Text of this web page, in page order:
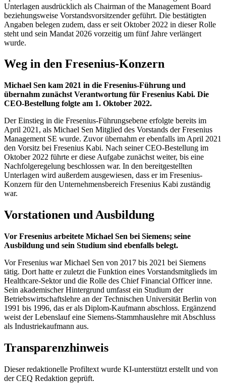
Unterlagen ausdrücklich als Chairman of the Management Board
beziehungsweise Vorstandsvorsitzender geführt. Die bestätigten
Angaben belegen zudem, dass er seit Oktober 2022 in dieser Rolle
steht und sein Mandat 2026 vorzeitig um fünf Jahre verlängert
wurde.
Weg in den Fresenius-Konzern
Michael Sen kam 2021 in die Fresenius-Führung und
übernahm zunächst Verantwortung für Fresenius Kabi. Die
CEO-Bestellung folgte am 1. Oktober 2022.
Der Einstieg in die Fresenius-Führungsebene erfolgte bereits im
April 2021, als Michael Sen Mitglied des Vorstands der Fresenius
Management SE wurde. Zuvor übernahm er ebenfalls im April 2021
den Vorsitz bei Fresenius Kabi. Nach seiner CEO-Bestellung im
Oktober 2022 führte er diese Aufgabe zunächst weiter, bis eine
Nachfolgeregelung beschlossen war. In den bereitgestellten
Unterlagen wird außerdem ausgewiesen, dass er im Fresenius-
Konzern für den Unternehmensbereich Fresenius Kabi zuständig
war.
Vorstationen und Ausbildung
Vor Fresenius arbeitete Michael Sen bei Siemens; seine
Ausbildung und sein Studium sind ebenfalls belegt.
Vor Fresenius war Michael Sen von 2017 bis 2021 bei Siemens
tätig. Dort hatte er zuletzt die Funktion eines Vorstandsmitglieds im
Healthcare-Sektor und die Rolle des Chief Financial Officer inne.
Sein akademischer Hintergrund umfasst ein Studium der
Betriebswirtschaftslehre an der Technischen Universität Berlin von
1991 bis 1996, das er als Diplom-Kaufmann abschloss. Ergänzend
weist der Lebenslauf eine Siemens-Stammhauslehre mit Abschluss
als Industriekaufmann aus.
Transparenzhinweis
Dieser redaktionelle Profiltext wurde KI-unterstützt erstellt und von
der CEQ Redaktion geprüft.